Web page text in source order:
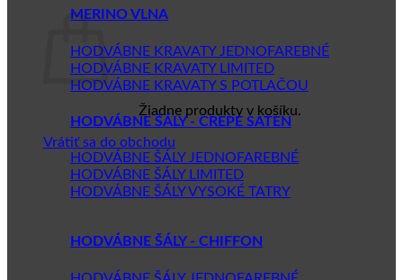
Žiadne produkty v košíku.
Vrátiť sa do obchodu
MERINO VLNA
HODVÁBNE KRAVATY JEDNOFAREBNÉ
HODVÁBNE KRAVATY LIMITED
HODVÁBNE KRAVATY S POTLAČOU
HODVÁBNE ŠÁLY - CREPE SATEN
HODVÁBNE ŠÁLY JEDNOFAREBNÉ
HODVÁBNE ŠÁLY LIMITED
HODVÁBNE ŠÁLY VYSOKÉ TATRY
HODVÁBNE ŠÁLY - CHIFFON